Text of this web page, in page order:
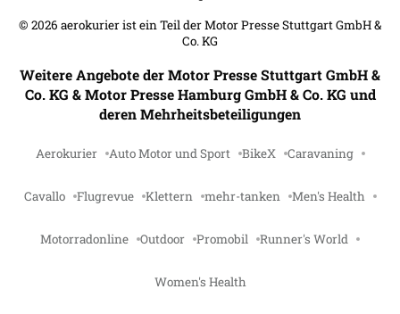
© 2026 aerokurier ist ein Teil der Motor Presse Stuttgart GmbH &
Co. KG
Weitere Angebote der Motor Presse Stuttgart GmbH &
Co. KG & Motor Presse Hamburg GmbH & Co. KG und
deren Mehrheitsbeteiligungen
Aerokurier Auto Motor und Sport BikeX Caravaning
Cavallo Flugrevue Klettern mehr-tanken Men's Health
Motorradonline Outdoor Promobil Runner's World
Women's Health